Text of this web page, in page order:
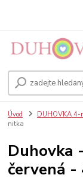
Úvod DUHOVKA 4-
nitka
Duhovka
červená -